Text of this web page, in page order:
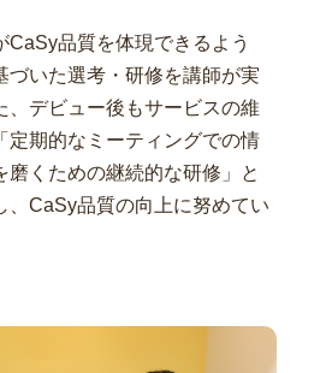
CaSy品質を体現できるよう
づいた選考・研修を講師が実
、デビュー後もサービスの維
定期的なミーティングでの情
磨くための継続的な研修」と
、CaSy品質の向上に努めてい